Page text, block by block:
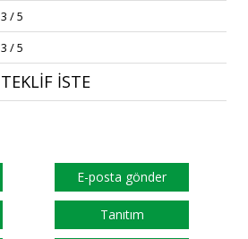
3 / 5
3 / 5
TEKLİF İSTE
E-posta gönder
Tanıtım